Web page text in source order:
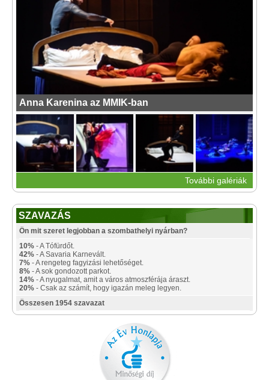
Anna Karenina az MMIK-ban
További galériák
SZAVAZÁS
Ön mit szeret legjobban a szombathelyi nyárban?
10% - A Tófürdőt.
42% - A Savaria Karnevált.
7% - A rengeteg fagyizási lehetőséget.
8% - A sok gondozott parkot.
14% - A nyugalmat, amit a város atmoszférája áraszt.
20% - Csak az számít, hogy igazán meleg legyen.
Összesen 1954 szavazat